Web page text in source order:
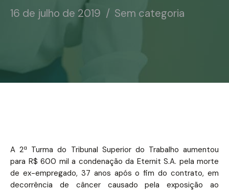
16 de julho de 2019 Sem categoria
A 2ª Turma do Tribunal Superior do Trabalho aumentou
para R$ 600 mil a condenação da Eternit S.A. pela morte
de ex-empregado, 37 anos após o fim do contrato, em
decorrência de câncer causado pela exposição ao